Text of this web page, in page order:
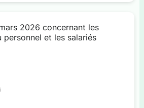
2026 concernant les
personnel et les salariés